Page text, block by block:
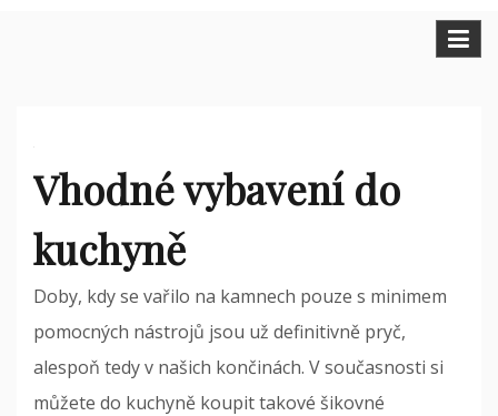
Vhodné vybavení do
kuchyně
Doby, kdy se vařilo na kamnech pouze s minimem
pomocných nástrojů jsou už definitivně pryč,
alespoň tedy v našich končinách. V současnosti si
můžete do kuchyně koupit takové šikovné